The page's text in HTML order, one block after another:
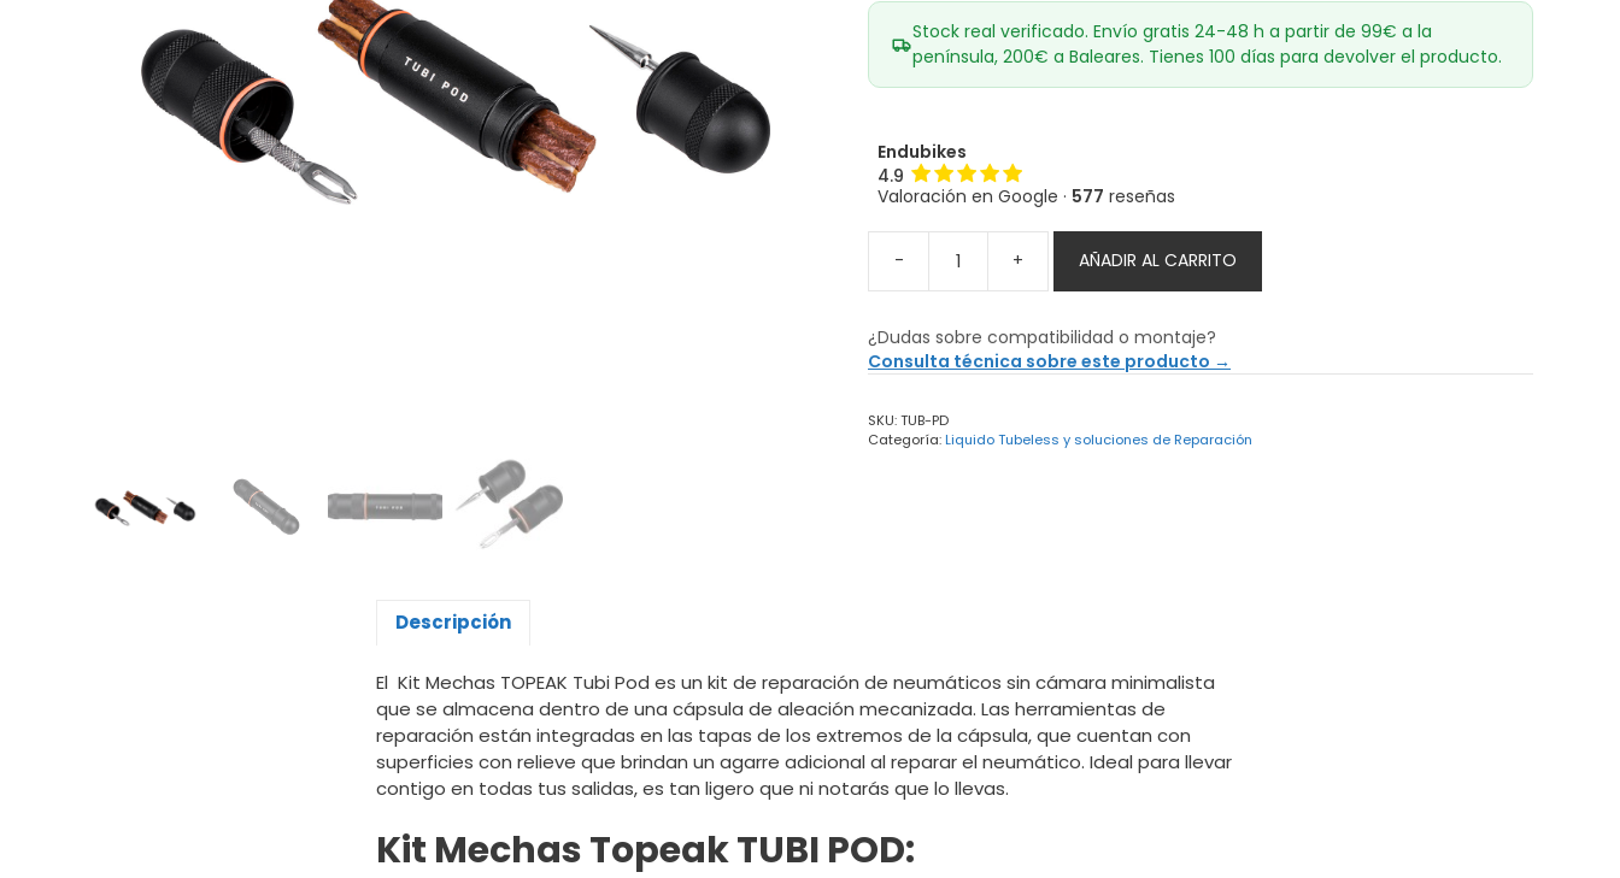
Stock real verificado. Envío gratis 24-48 h a partir de 99€ a la
península, 200€ a Baleares. Tienes 100 días para devolver el producto.
Endubikes
4.9
Valoración en Google · 577 reseñas
-
Mechas
Tubi
Pod
+ AÑADIR AL CARRITO
¿Dudas sobre compatibilidad o montaje?
Consulta técnica sobre este producto →
SKU:TUB-PD
Categoría:Liquido Tubeless y soluciones de Reparación
Descripción
El Kit Mechas TOPEAK Tubi Pod es un kit de reparación de neumáticos sin cámara minimalista
que se almacena dentro de una cápsula de aleación mecanizada. Las herramientas de
reparación están integradas en las tapas de los extremos de la cápsula, que cuentan con
superficies con relieve que brindan un agarre adicional al reparar el neumático. Ideal para llevar
contigo en todas tus salidas, es tan ligero que ni notarás que lo llevas.
Kit Mechas Topeak TUBI POD: